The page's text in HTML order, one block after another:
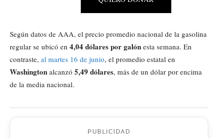
Según datos de AAA, el precio promedio nacional de la gasolina
regular se ubicó en 4,04 dólares por galón esta semana. En
contraste, al martes 16 de junio, el promedio estatal en
Washington alcanzó 5,49 dólares, más de un dólar por encima
de la media nacional.
PUBLICIDAD